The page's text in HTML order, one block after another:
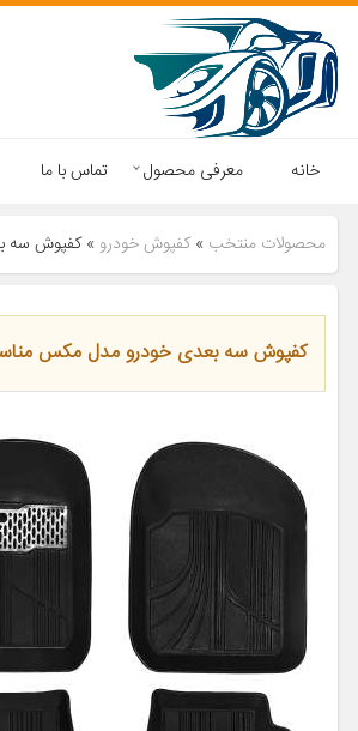
خانه معرفی محصول تماس با ما
محصولات منتخب » کفپوش خودرو»کفپوش سه
کفپوش سه بعدی خودرو مدل مکس مناسب